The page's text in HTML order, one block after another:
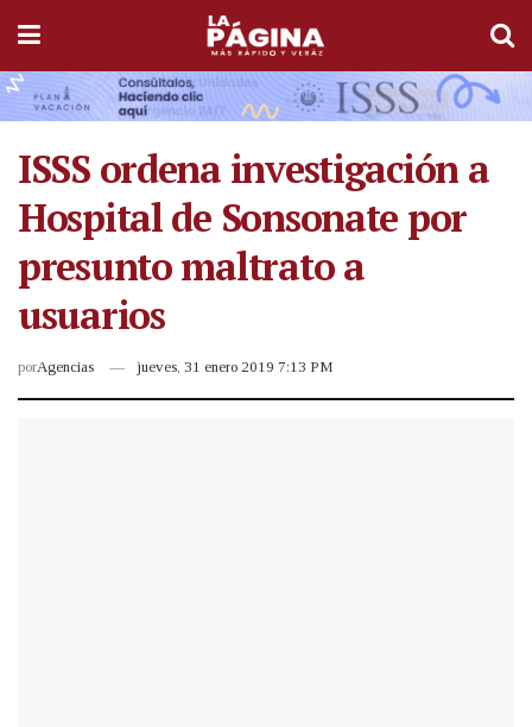
ISSS ordena investigación a
Hospital de Sonsonate por
presunto maltrato a
usuarios
porAgencias jueves, 31 enero 2019 7:13 PM